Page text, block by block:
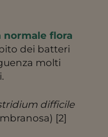
normale flora
dei batteri
molti
difficile
[2]